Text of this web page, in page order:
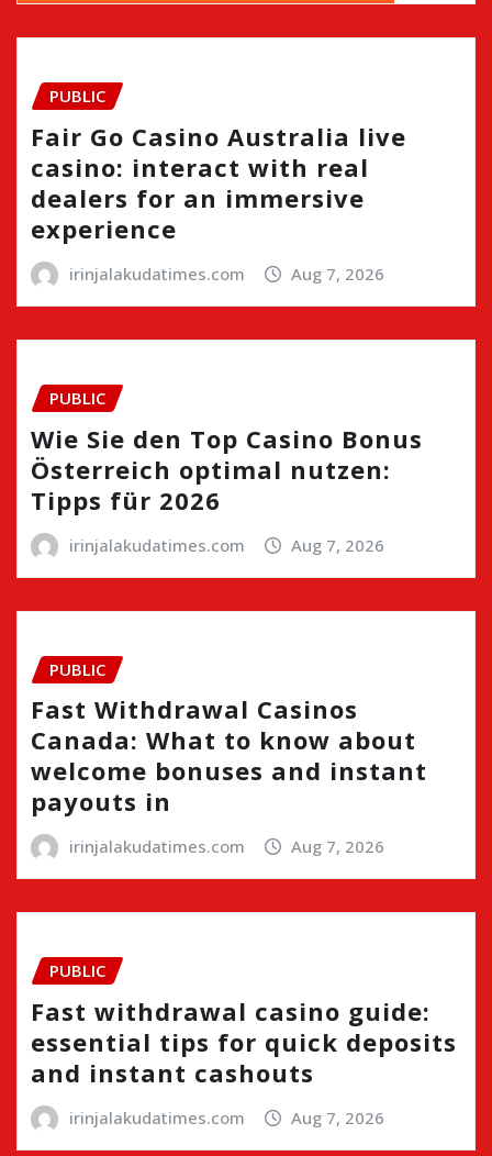
PUBLIC
Fair Go Casino Australia live
casino: interact with real
dealers for an immersive
experience
irinjalakudatimes.com Aug 7, 2026
PUBLIC
Wie Sie den Top Casino Bonus
Österreich optimal nutzen:
Tipps für 2026
irinjalakudatimes.com Aug 7, 2026
PUBLIC
Fast Withdrawal Casinos
Canada: What to know about
welcome bonuses and instant
payouts in
irinjalakudatimes.com Aug 7, 2026
PUBLIC
Fast withdrawal casino guide:
essential tips for quick deposits
and instant cashouts
irinjalakudatimes.com Aug 7, 2026